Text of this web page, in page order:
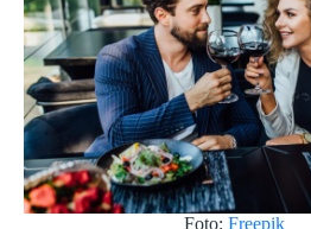
Foto: Freepik